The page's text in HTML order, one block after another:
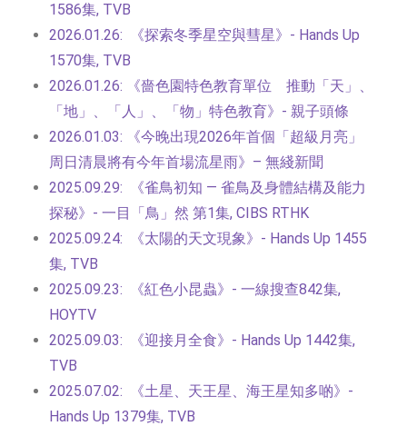
1586集, TVB
2026.01.26: 《探索冬季星空與彗星》- Hands Up
1570集, TVB
2026.01.26: 《嗇色園特色教育單位 推動「天」、
「地」、「人」、「物」特色教育》- 親子頭條
2026.01.03: 《今晚出現2026年首個「超級月亮」
周日清晨將有今年首場流星雨》 – 無綫新聞
2025.09.29: 《雀鳥初知 — 雀鳥及身體結構及能力
探秘》- 一目「鳥」然 第1集, CIBS RTHK
2025.09.24: 《太陽的天文現象》- Hands Up 1455
集, TVB
2025.09.23: 《紅色小昆蟲》- 一線搜查842集,
HOYTV
2025.09.03: 《迎接月全食》- Hands Up 1442集,
TVB
2025.07.02: 《土星、天王星、海王星知多啲》-
Hands Up 1379集, TVB